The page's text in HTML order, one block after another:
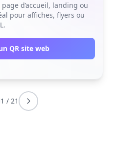
d’accueil, landing ou
pour affiches, flyers ou
QR site web
1 / 21